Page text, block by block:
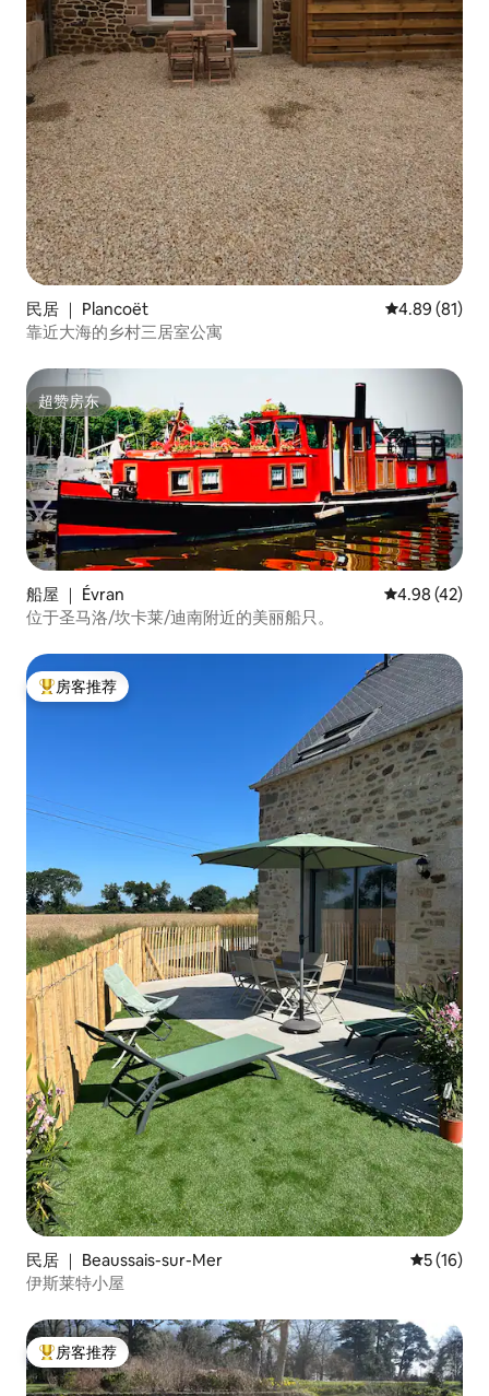
民居 ｜ Plancoët 平均评分
4.89 (81)
靠近大海的乡村三居室公寓
超赞房东
超赞房东
船屋 ｜ Évran 平均评分
4.98 (42)
位于圣马洛/坎卡莱/迪南附近的美丽船只。
热门「房客推荐」
房客推荐
民居 ｜ Beaussais-sur-Mer 平均评分
5 (16)
伊斯莱特小屋
热门「房客推荐」
房客推荐